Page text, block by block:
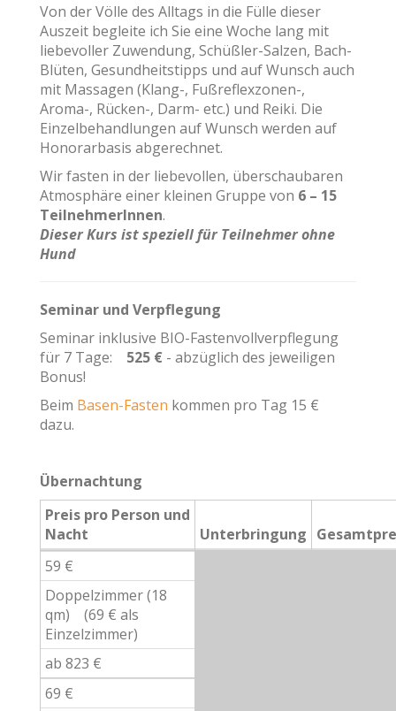
Von der Völle des Alltags in die Fülle dieser
Auszeit begleite ich Sie eine Woche lang mit
liebevoller Zuwendung, Schüßler-Salzen, Bach-
Blüten, Gesundheitstipps und auf Wunsch auch
mit Massagen (Klang-, Fußreflexzonen-,
Aroma-, Rücken-, Darm- etc.) und Reiki. Die
Einzelbehandlungen auf Wunsch werden auf
Honorarbasis abgerechnet.
Wir fasten in der liebevollen, überschaubaren
Atmosphäre einer kleinen Gruppe von 6 – 15
TeilnehmerInnen.
Dieser Kurs ist speziell für Teilnehmer ohne
Hund
Seminar und Verpflegung
Seminar inklusive BIO-Fastenvollverpflegung
für 7 Tage: 525 € - abzüglich des jeweiligen
Bonus!
Beim Basen-Fasten kommen pro Tag 15 €
dazu.
Übernachtung
Preis pro Person und
Nacht
Unterbringung
59 €
Doppelzimmer (18
qm) (69 € als
Einzelzimmer)
ab 823 €
69 €